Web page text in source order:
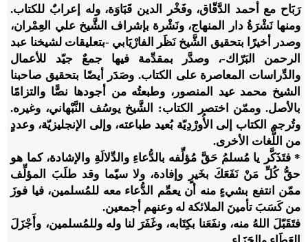
رَبَاح مع أحمد الدَّقّاق، وفَخْر الدين قَبَاوَة، وله إعرابٌ للكتاب.
ومنها نَشْرَةُ دار المنهاج، ونَشْرة بإشراف الشَّيخ علي العِمْران،
وصدر أخيرًا بتحقيق الشَّيخ نَظَر الفارْيَابي -بتعليقات لشيخنا عبد
الرحمن البَرّاك-، وصدَّر بمقدِّمة فيها جمعٌ جيّد للأعمال
والدِّراسات المعاصرة على الكتاب. وصَدَر أيضًا بتحقيق صاحبنا
الشيخ محمد عيد المنصور، وطبعتُه من أجودها نصًّا والتزامًا
بالأصل. وممّن اختصر الكتاب: الشَّيخ يوسُف النَّبْهاني، وغيره.
وتُرجم الكتاب إلى الأُورْدِيّة بُعيد طباعته، وإلى الإنجليزيّة، وعددٍ
من اللُّغات الأخرى.
* فتَذَكَّر يا مُسلمُ حَقَّ مُؤلِّفه بالدُّعاءِ والدِّلالَةِ والإشادة، كما هو
حقُّ كُلِّ مَنْ نَفَعَكَ بخَيرٍ وإفادة، ولا سيّما وقد طلَبَ المؤلِّف
ممّن انتفع بشيءٍ منه أن يعمِّم الدُّعاء معه للمُسلمين، فيا فوزَ
من كَسَبَ تأمينَ الملائكة له وعنهم أجمعين.
فتَقَبّلَ اللهُ منه، ونفَعَنا بكِتَابه، وغَفَرَ لنا وله وللمُسلمين، وأَجْزَلَ